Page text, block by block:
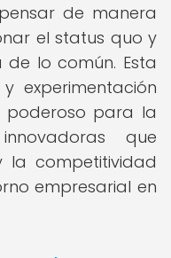
de manera
el status quo y
lo común. Esta
experimentación
poderoso para la
que
la competitividad
empresarial en